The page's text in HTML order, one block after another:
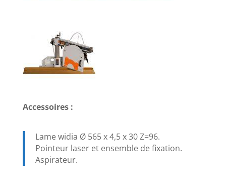
Accessoires :
Lame widia Ø 565 x 4,5 x 30 Z=96.
Pointeur laser et ensemble de fixation.
Aspirateur.